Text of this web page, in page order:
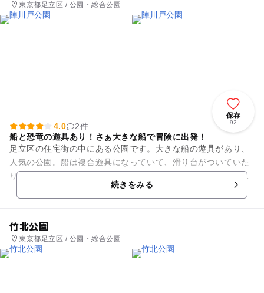
東京都足立区 / 公園・総合公園
保存
92
4.0
2件
船と恐竜の遊具あり！さぁ大きな船で冒険に出発！
足立区の住宅街の中にある公園です。大きな船の遊具があり、
人気の公園。船は複合遊具になっていて、滑り台がついていた
り、アスレチックのような斜めの板を登る部分があったりと
様々な遊びができます。また、...
続きをみる
竹北公園
東京都足立区 / 公園・総合公園